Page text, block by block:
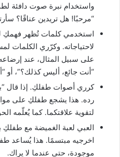
واستخدام نبرة صوت دافئة
“مرحبًا! هل تريدين عناقًا؟
استخدمي كلمات تُظهر فهمكِ
لاحتياجاته. وكرّري الكلمات
على سبيل المثال، عند
“أنت جائع، أليس كذلك؟”، أو
كرري أصوات طفلكِ. إذا قال
رده. هذا يشجع طفلكِ على
لتقوية علاقتكما. كما يُعلّمه
العبي لعبة الغميضة مع
اخرجيه مبتسمًا. هذا يُساعد
موجودة، حتى عندما لا يراك.